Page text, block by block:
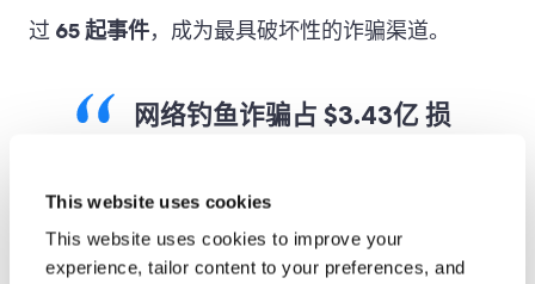
This website uses cookies
This website uses cookies to improve your
experience, tailor content to your preferences, and
过 65 起事件，成为最具破坏性的诈骗渠道。
网络钓鱼诈骗占 $3.43亿 损
因为它在去中心化金融（DeFi）作为 DeFi 领域链